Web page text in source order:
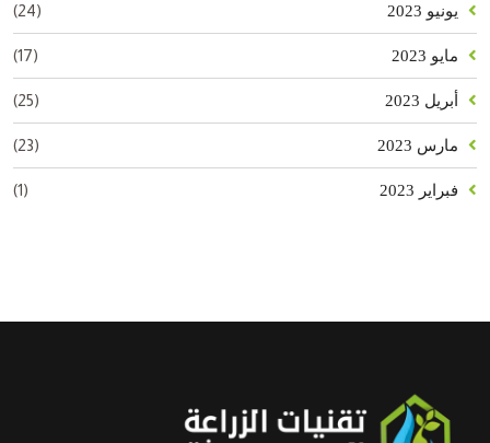
يونيو 2023 (24)
مايو 2023 (17)
أبريل 2023 (25)
مارس 2023 (23)
فبراير 2023 (1)